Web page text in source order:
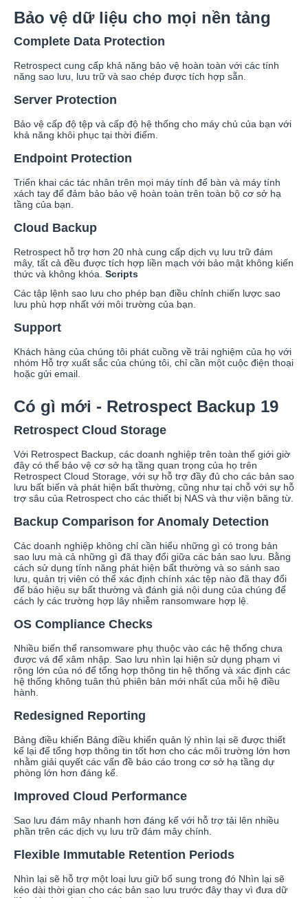
Bảo vệ dữ liệu cho mọi nền tảng
Complete Data Protection
Retrospect cung cấp khả năng bảo vệ hoàn toàn với các tính
năng sao lưu, lưu trữ và sao chép được tích hợp sẵn.
Server Protection
Bảo vệ cấp độ tệp và cấp độ hệ thống cho máy chủ của bạn với
khả năng khôi phục tại thời điểm.
Endpoint Protection
Triển khai các tác nhân trên mọi máy tính để bàn và máy tính
xách tay để đảm bảo bảo vệ hoàn toàn trên toàn bộ cơ sở hạ
tầng của bạn.
Cloud Backup
Retrospect hỗ trợ hơn 20 nhà cung cấp dịch vụ lưu trữ đám
mây, tất cả đều được tích hợp liền mạch với bảo mật không kiến
thức và không khóa. Scripts
Các tập lệnh sao lưu cho phép bạn điều chỉnh chiến lược sao
lưu phù hợp nhất với môi trường của bạn.
Support
Khách hàng của chúng tôi phát cuồng về trải nghiệm của họ với
nhóm Hỗ trợ xuất sắc của chúng tôi, chỉ cần một cuộc điện thoại
hoặc gửi email.
Có gì mới - Retrospect Backup 19
Retrospect Cloud Storage
Với Retrospect Backup, các doanh nghiệp trên toàn thế giới giờ
đây có thể bảo vệ cơ sở hạ tầng quan trọng của họ trên
Retrospect Cloud Storage, với sự hỗ trợ đầy đủ cho các bản sao
lưu bất biến và phát hiện bất thường, cũng như tại chỗ với sự hỗ
trợ sâu của Retrospect cho các thiết bị NAS và thư viện băng từ.
Backup Comparison for Anomaly Detection
Các doanh nghiệp không chỉ cần hiểu những gì có trong bản
sao lưu mà cả những gì đã thay đổi giữa các bản sao lưu. Bằng
cách sử dụng tính năng phát hiện bất thường và so sánh sao
lưu, quản trị viên có thể xác định chính xác tệp nào đã thay đổi
để báo hiệu sự bất thường và đánh giá nội dung của chúng để
cách ly các trường hợp lây nhiễm ransomware hợp lệ.
OS Compliance Checks
Nhiều biến thể ransomware phụ thuộc vào các hệ thống chưa
được vá để xâm nhập. Sao lưu nhìn lại hiện sử dụng phạm vi
rộng lớn của nó để tổng hợp thông tin hệ thống và xác định các
hệ thống không tuân thủ phiên bản mới nhất của mỗi hệ điều
hành.
Redesigned Reporting
Bảng điều khiển Bảng điều khiển quản lý nhìn lại sẽ được thiết
kế lại để tổng hợp thông tin tốt hơn cho các môi trường lớn hơn
nhằm giải quyết các vấn đề báo cáo trong cơ sở hạ tầng dự
phòng lớn hơn đáng kể.
Improved Cloud Performance
Sao lưu đám mây nhanh hơn đáng kể với hỗ trợ tải lên nhiều
phần trên các dịch vụ lưu trữ đám mây chính.
Flexible Immutable Retention Periods
Nhìn lại sẽ hỗ trợ một loại lưu giữ bổ sung trong đó Nhìn lại sẽ
kéo dài thời gian cho các bản sao lưu trước đây thay vì đưa dữ